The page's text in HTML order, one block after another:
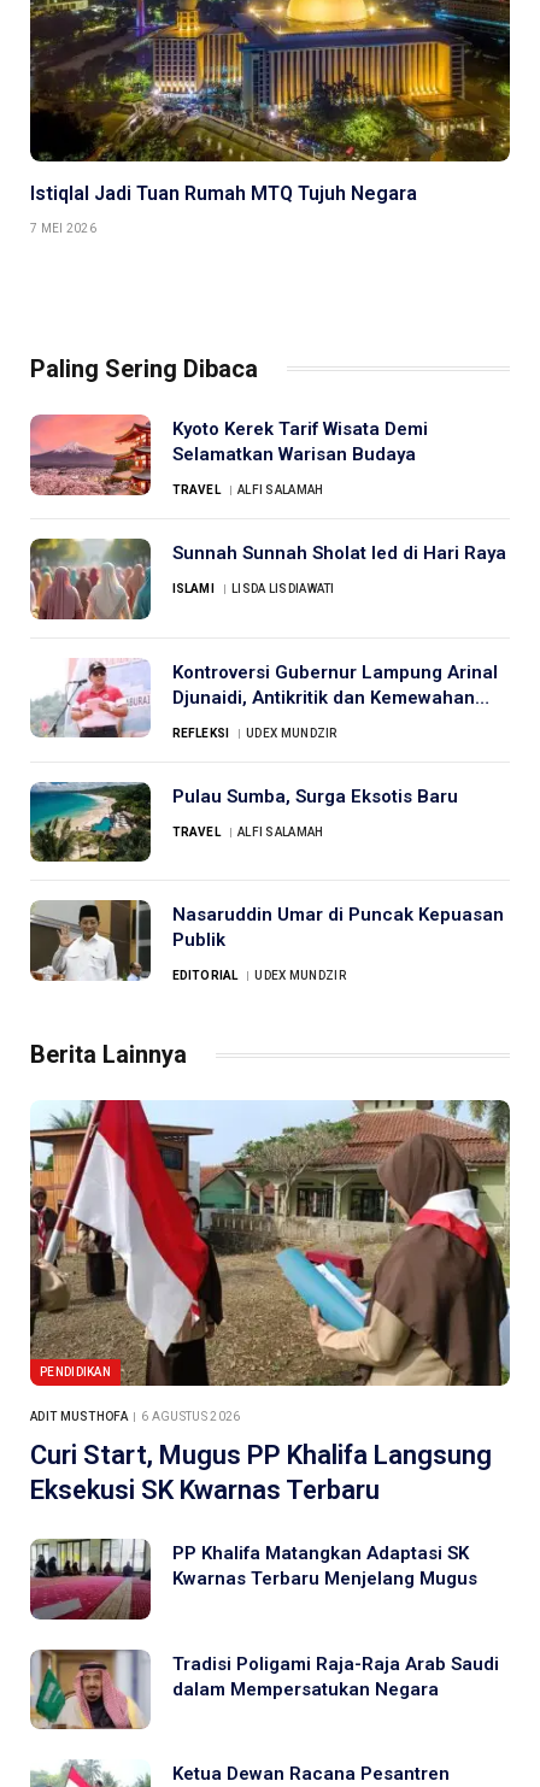
Istiqlal Jadi Tuan Rumah MTQ Tujuh Negara
7 MEI 2026
Paling Sering Dibaca
Kyoto Kerek Tarif Wisata Demi
Selamatkan Warisan Budaya
TRAVEL ALFI SALAMAH
Sunnah Sunnah Sholat Ied di Hari Raya
ISLAMI LISDA LISDIAWATI
Kontroversi Gubernur Lampung Arinal
Djunaidi, Antikritik dan Kemewahan
Helikopter
REFLEKSI UDEX MUNDZIR
Pulau Sumba, Surga Eksotis Baru
TRAVEL ALFI SALAMAH
Nasaruddin Umar di Puncak Kepuasan
Publik
EDITORIAL UDEX MUNDZIR
Berita Lainnya
PENDIDIKAN
ADIT MUSTHOFA 6 AGUSTUS 2026
Curi Start, Mugus PP Khalifa Langsung
Eksekusi SK Kwarnas Terbaru
PP Khalifa Matangkan Adaptasi SK
Kwarnas Terbaru Menjelang Mugus
Tradisi Poligami Raja-Raja Arab Saudi
dalam Mempersatukan Negara
Ketua Dewan Racana Pesantren